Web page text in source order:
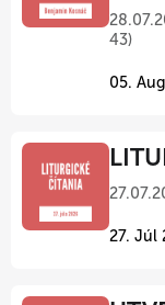
43)
05.
27. Júl